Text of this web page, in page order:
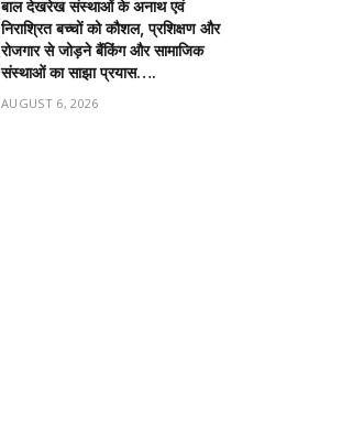
बाल देखरेख संस्थाओं के अनाथ एवं
निराश्रित बच्चों को कौशल, प्रशिक्षण और
रोजगार से जोड़ने बैंकिंग और सामाजिक
संस्थाओं का साझा प्रयास….
AUGUST 6, 2026